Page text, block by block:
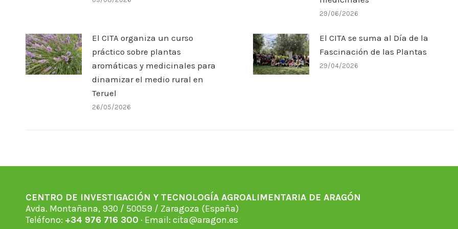
29/06/2026
El CITA organiza un curso
práctico sobre plantas
aromáticas y medicinales para
dinamizar el medio rural en
Teruel
26/05/2026
El CITA se suma al Día de la
Fascinación de las Plantas
29/04/2026
CENTRO DE INVESTIGACIÓN Y TECNOLOGÍA AGROALIMENTARIA DE ARAGÓN
Avda. Montañana, 930 / 50059 / Zaragoza (España)
Teléfono: +34 976 716 300 · Email: cita@aragon.es